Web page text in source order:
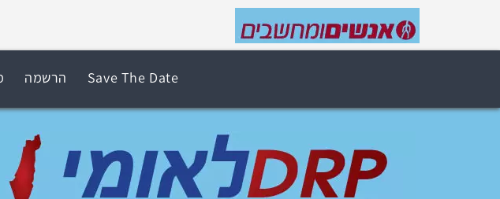
Save The Date הרשמה